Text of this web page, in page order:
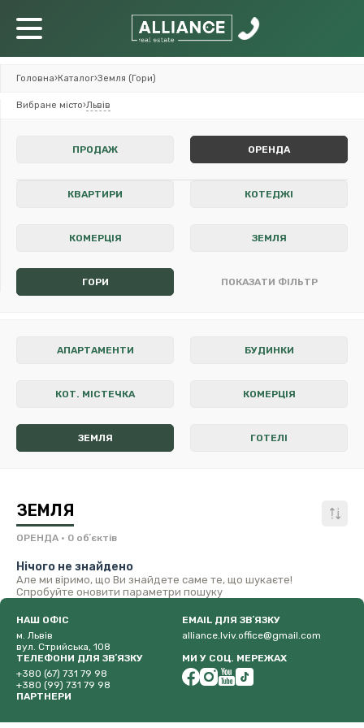
Головна›Каталог›Земля (Гори)
Вибране місто›Львів
ПРОДАЖ ОРЕНДА
КВАРТИРИ КОТЕДЖІ
КОМЕРЦІЯ ЗЕМЛЯ
ГОРИ ПОКАЗАТИ ФІЛЬТР
АПАРТАМЕНТИ БУДИНКИ
КОТ. МІСТЕЧКА КОМЕРЦІЯ
ЗЕМЛЯ ГОТЕЛІ
ЗЕМЛЯ
ОРЕНДА • 0 обʼєктів
Нічого не знайдено
Але ми віримо, що Ви знайдете саме те, що шукаєте!
Спробуйте оновити параметри пошуку
НАШ ОФІС
м. Львів
вул. Стрийська, 108
EMAIL ДЛЯ ЗВʼЯЗКУ
alliance.lviv.office@gmail.com
ТЕЛЕФОНИ ДЛЯ ЗВʼЯЗКУ
+380 (67) 731 79 98
+380 (99) 731 79 98
МИ У СОЦ. МЕРЕЖАХ
ПАРТНЕРИ